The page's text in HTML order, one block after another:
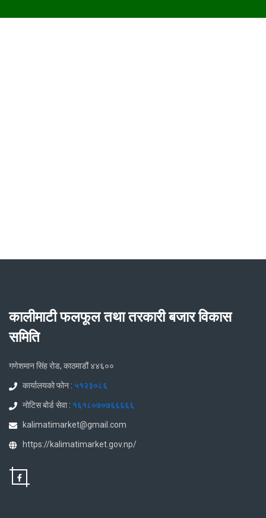
कालीमाटी फलफूल तथा तरकारी बजार विकास
समिति
गणेशमान सिंह रोड, काठमाडौं ४४६००
कार्यालयको फोन : ५१२३०८६
नोटिस बोर्ड सेवा : १६१८०७०७६६६६६
kalimatimarket@gmail.com
https://kalimatimarket.gov.np/